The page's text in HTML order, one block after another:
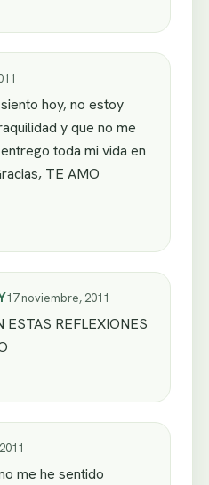
hoy, no estoy
y que no me
toda mi vida en
TE AMO
17 noviembre, 2011
ESTAS REFLEXIONES
me he sentido